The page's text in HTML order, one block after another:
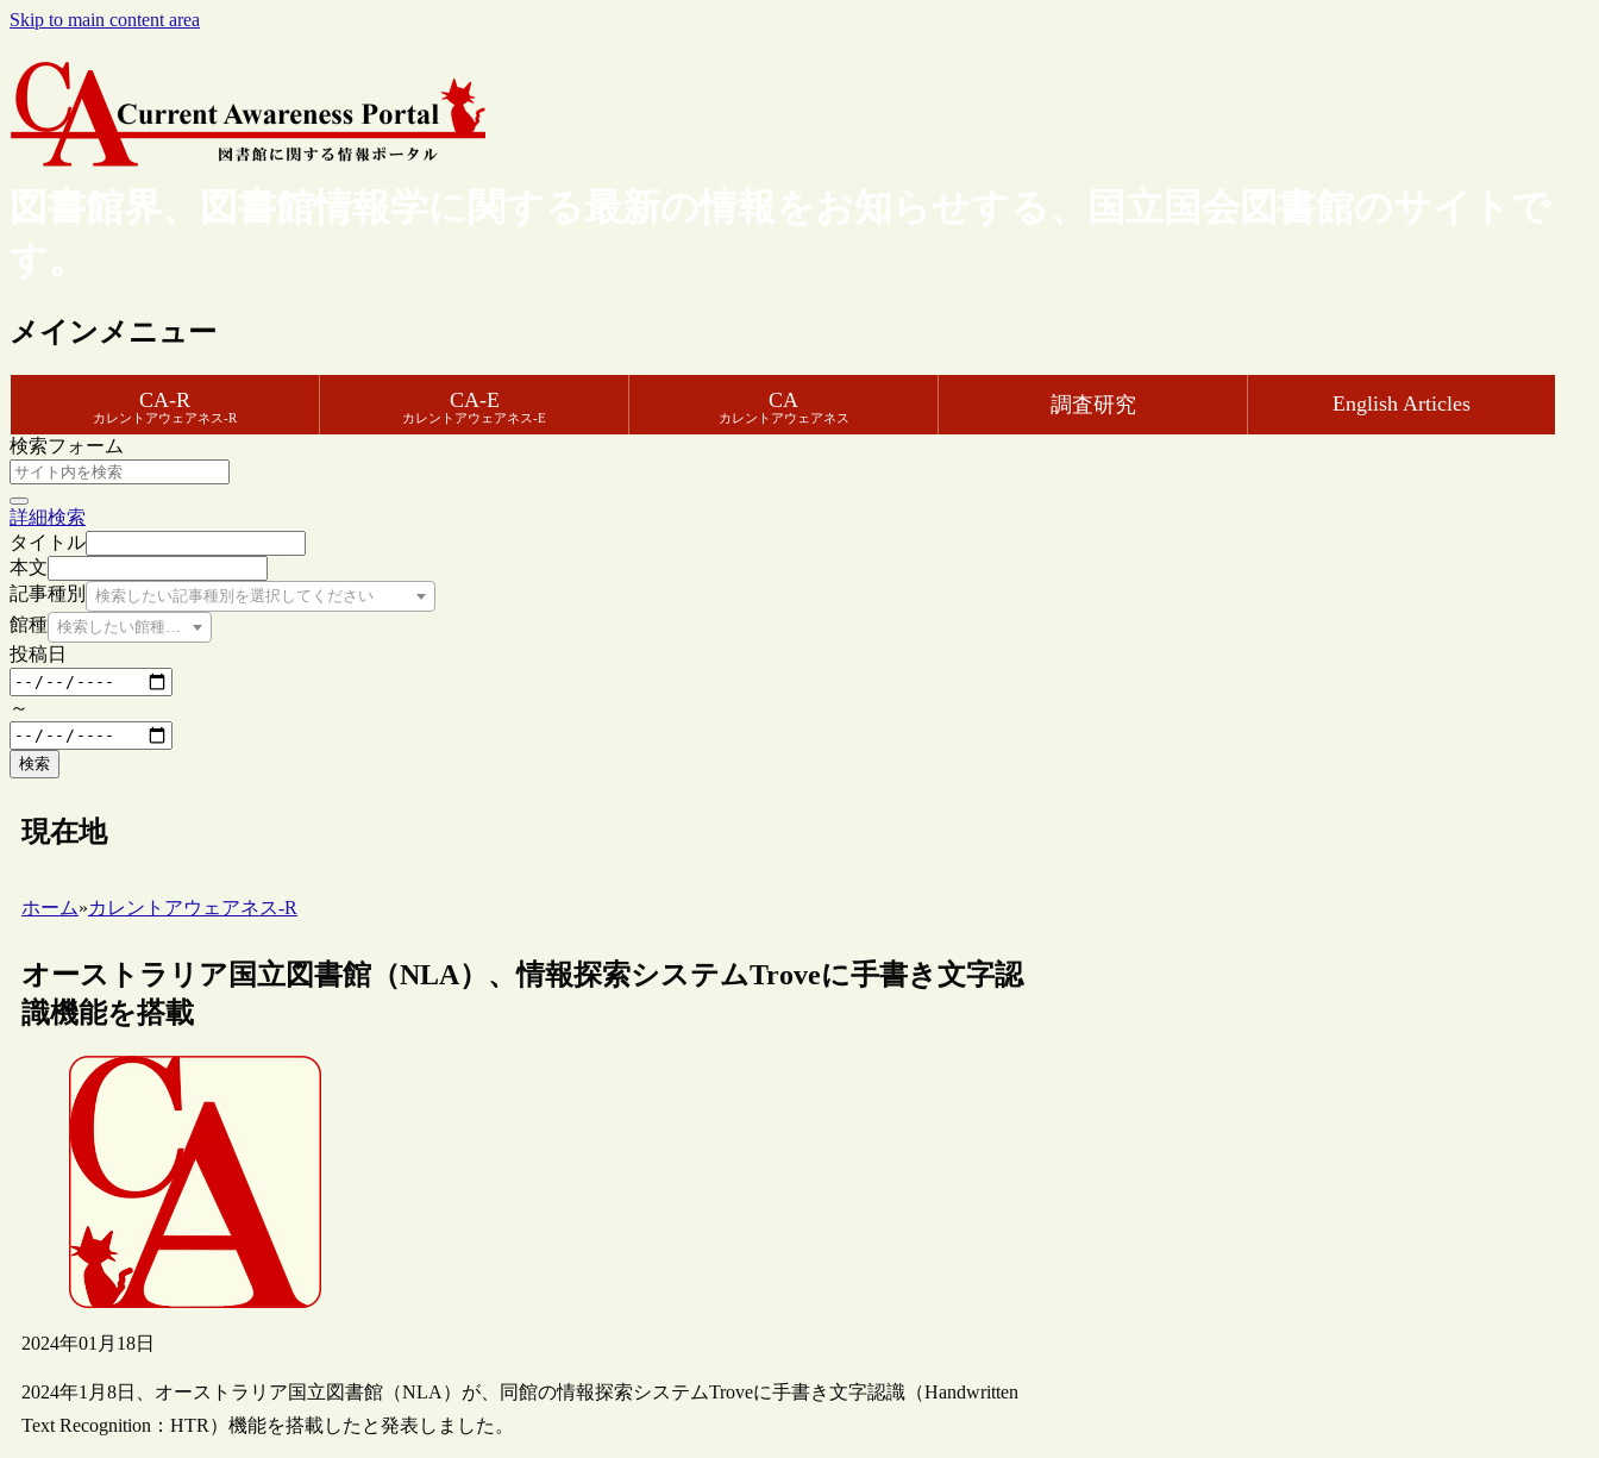
Skip to main content area
図書館界、図書館情報学に関する最新の情報をお知らせする、国立国会図書館のサイトで
す。
メインメニュー
CA-R
カレントアウェアネス-R
CA-E
カレントアウェアネス-E
CA
カレントアウェアネス
調査研究 English Articles
検索フォーム
詳細検索
タイトル
本文
記事種別
検索したい記事種別を選択してください
館種 検索したい館種を選択してください
投稿日
～
検索
現在地
ホーム»カレントアウェアネス-R
オーストラリア国立図書館（NLA）、情報探索システムTroveに手書き文字認
識機能を搭載
2024年01月18日
2024年1月8日、オーストラリア国立図書館（NLA）が、同館の情報探索システムTroveに手書き文字認識（Handwritten
Text Recognition：HTR）機能を搭載したと発表しました。